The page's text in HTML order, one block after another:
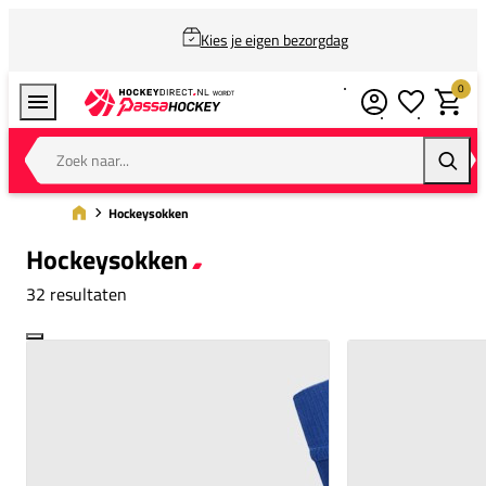
Kies je eigen bezorgdag
Zoek naar...
0
Hockeysokken
Hockeysokken
32 resultaten